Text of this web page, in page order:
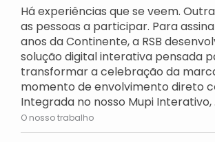
Há experiências que se veem.
as pessoas a participar. Para
anos da Continente, a RSB
solução digital interativa pensada
transformar a celebração da
momento de envolvimento direto
Integrada no nosso Mupi Interativo,
O nosso trabalho